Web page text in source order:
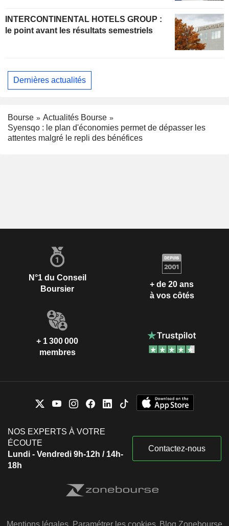
INTERCONTINENTAL HOTELS GROUP :
le point avant les résultats semestriels
Dernières actualités
Bourse
Actualités Bourse
Syensqo : le plan d'économies permet de dépasser les
attentes malgré le repli des bénéfices
N°1 du Conseil
Boursier
+ de 20 ans
à vos côtés
+ 1 300 000
membres
NOS EXPERTS À VOTRE
ÉCOUTE
Lundi - Vendredi 9h-12h / 14h-
18h
Contactez-nous